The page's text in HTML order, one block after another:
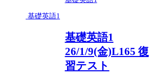
基礎英語1
基礎英語1
26/1/9(金)L165 復
習テスト